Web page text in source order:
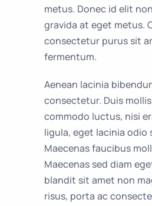
metus. Donec id elit
gravida at eget metus.
consectetur purus sit
fermentum.
Aenean lacinia
consectetur. Duis
commodo luctus, nisi
ligula, eget lacinia odio
Maecenas faucibus
Maecenas sed diam
blandit sit amet non
risus, porta ac